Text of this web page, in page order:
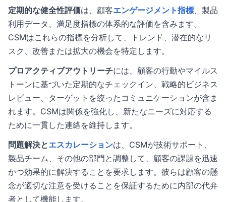
定期的な健全性評価は、顧客エンゲージメント指標、製品
利用データ、満足度指標の体系的な評価を含みます。
CSMはこれらの指標を分析して、トレンド、潜在的なリ
スク、改善または拡大の機会を特定します。
プロアクティブアウトリーチには、顧客の行動やマイルス
トーンに基づいた定期的なチェックイン、戦略的ビジネス
レビュー、ターゲットを絞ったコミュニケーションが含ま
れます。CSMは関係を強化し、新たなニーズに対応する
ために一貫した連絡を維持します。
問題解決とエスカレーションは、CSMが技術サポート、
製品チーム、その他の部門と調整して、顧客の課題を迅速
かつ効果的に解決することを要求します。彼らは顧客の懸
念が適切な注意を受けることを保証するために内部の代弁
者として機能します。